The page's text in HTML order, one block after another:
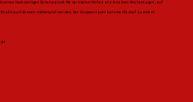
einen hochwertigen Eichenparkett. Wir vermieten ihn fest an einzelnen Wochentagen, auf
können mitbenutzt werden. Der Gruppenraum kann bei Bedarf zu einem